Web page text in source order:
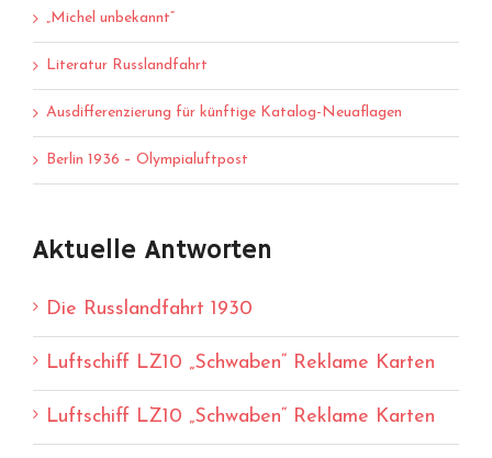
„Michel unbekannt“
Literatur Russlandfahrt
Ausdifferenzierung für künftige Katalog-Neuaflagen
Berlin 1936 – Olympialuftpost
Aktuelle Antworten
Die Russlandfahrt 1930
Luftschiff LZ10 „Schwaben“ Reklame Karten
Luftschiff LZ10 „Schwaben“ Reklame Karten